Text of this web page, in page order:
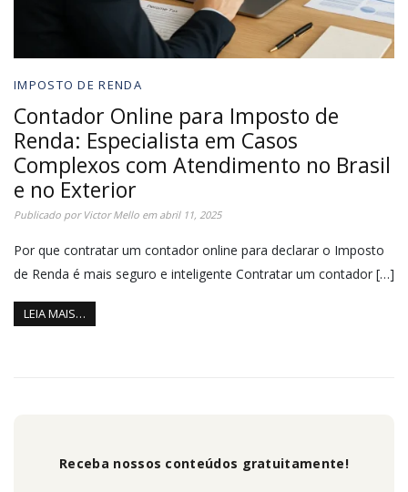
IMPOSTO DE RENDA
Contador Online para Imposto de
Renda: Especialista em Casos
Complexos com Atendimento no Brasil
e no Exterior
Publicado por Victor Mello em abril 11, 2025
Por que contratar um contador online para declarar o Imposto
de Renda é mais seguro e inteligente Contratar um contador […]
LEIA MAIS…
Receba nossos conteúdos gratuitamente!